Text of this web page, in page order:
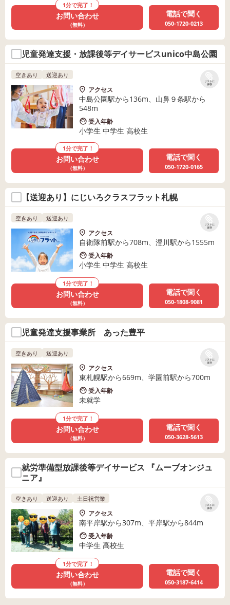
1分で完了！
お問い合わせ
（無料）
電話で聞く
050-1720-0213
児童発達支援・放課後等デイサービスunico中島公園
リストに
保存
空きあり 送迎あり
アクセス
中島公園駅から136m、山鼻９条駅から
548m
受入年齢
小学生 中学生 高校生
1分で完了！
お問い合わせ
（無料）
電話で聞く
050-1720-0165
【送迎あり】にじいろクラスフラット札幌
リストに
保存
空きあり 送迎あり
アクセス
自衛隊前駅から708m、澄川駅から1555m
受入年齢
小学生 中学生 高校生
1分で完了！
お問い合わせ
（無料）
電話で聞く
050-1808-9081
児童発達支援事業所 あった豊平
リストに
保存
空きあり 送迎あり
アクセス
東札幌駅から669m、学園前駅から700m
受入年齢
未就学
1分で完了！
お問い合わせ
（無料）
電話で聞く
050-3628-5613
就労準備型放課後等デイサービス 『ムーブオンジュ
ニア』
リストに
保存
空きあり 送迎あり 土日祝営業
アクセス
南平岸駅から307m、平岸駅から844m
受入年齢
中学生 高校生
1分で完了！
お問い合わせ
（無料）
電話で聞く
050-3187-6414